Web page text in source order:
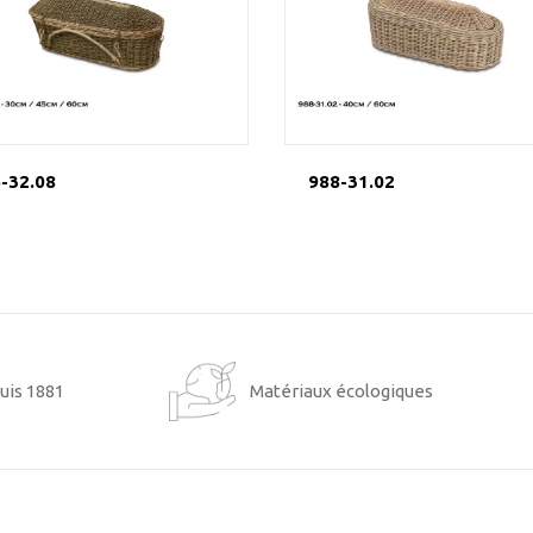
32.08 988-31.02
1881 Matériaux écologiques